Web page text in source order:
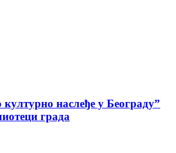
наслеђе у Београду”
града